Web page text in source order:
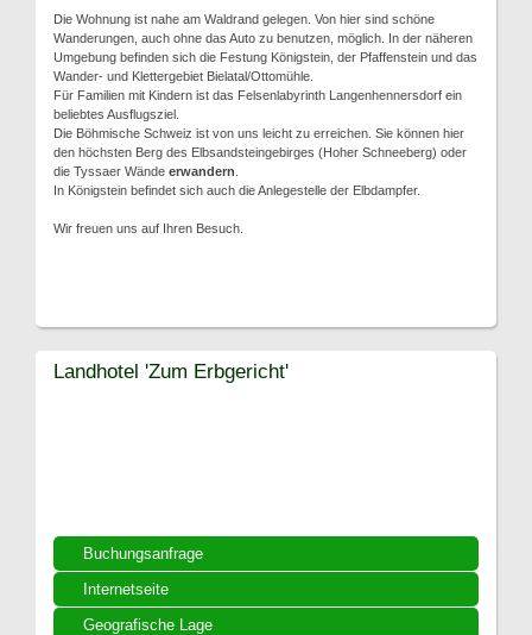
Die Wohnung ist nahe am Waldrand gelegen. Von hier sind schöne
Wanderungen, auch ohne das Auto zu benutzen, möglich. In der näheren
Umgebung befinden sich die Festung Königstein, der Pfaffenstein und das
Wander- und Klettergebiet Bielatal/Ottomühle.
Für Familien mit Kindern ist das Felsenlabyrinth Langenhennersdorf ein
beliebtes Ausflugsziel.
Die Böhmische Schweiz ist von uns leicht zu erreichen. Sie können hier
den höchsten Berg des Elbsandsteingebirges (Hoher Schneeberg) oder
die Tyssaer Wände erwandern
In Königstein befindet sich auch die Anlegestelle der Elbdampfer.
Wir freuen uns auf Ihren Besuch.
Buchungsanfrage
Internetseite
Geografische Lage
Landhotel 'Zum Erbgericht'